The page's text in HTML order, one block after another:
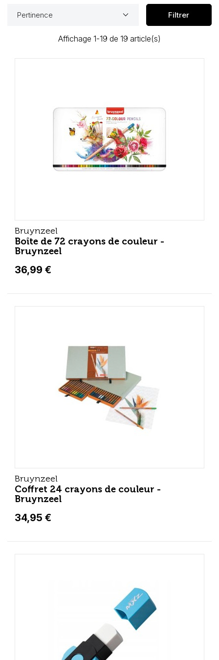
Pertinence keyboard_arrow_down Filtrer
Affichage 1-19 de 19 article(s)
Bruynzeel
Boîte de 72 crayons de couleur -
Bruynzeel
36,99 €
Bruynzeel
Coffret 24 crayons de couleur -
Bruynzeel
34,95 €